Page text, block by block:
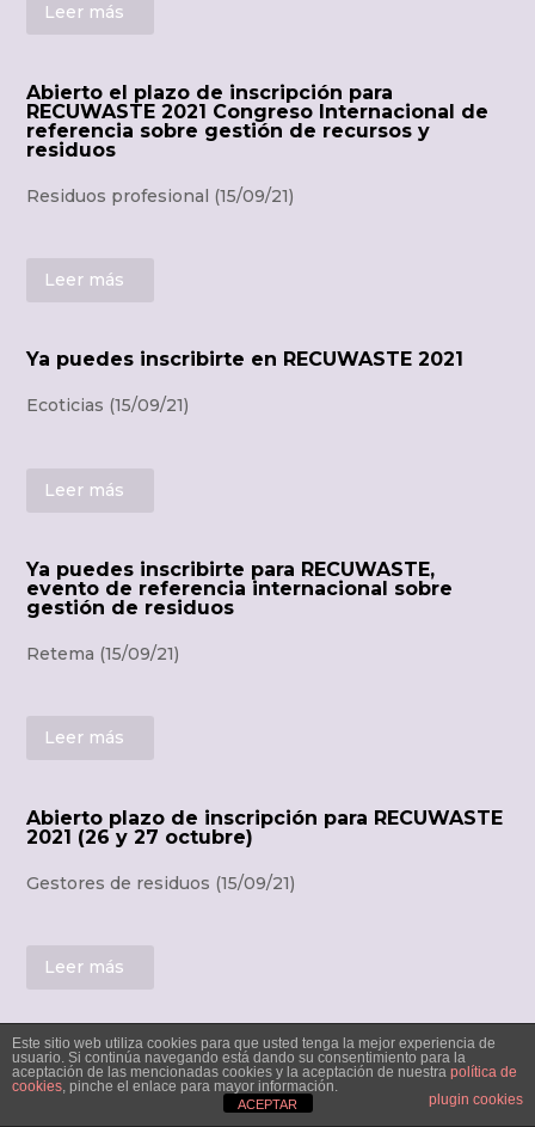
Leer más
Abierto el plazo de inscripción para
RECUWASTE 2021 Congreso Internacional de
referencia sobre gestión de recursos y
residuos
Residuos profesional (15/09/21)
Leer más
Ya puedes inscribirte en RECUWASTE 2021
Ecoticias (15/09/21)
Leer más
Ya puedes inscribirte para RECUWASTE,
evento de referencia internacional sobre
gestión de residuos
Retema (15/09/21)
Leer más
Abierto plazo de inscripción para RECUWASTE
2021 (26 y 27 octubre)
Gestores de residuos (15/09/21)
Leer más
El TecnoCampus de Mataró acoge un
Este sitio web utiliza cookies para que usted tenga la mejor experiencia de
usuario. Si continúa navegando está dando su consentimiento para la
aceptación de las mencionadas cookies y la aceptación de nuestra política de
cookies, pinche el enlace para mayor información.
plugin cookies
ACEPTAR